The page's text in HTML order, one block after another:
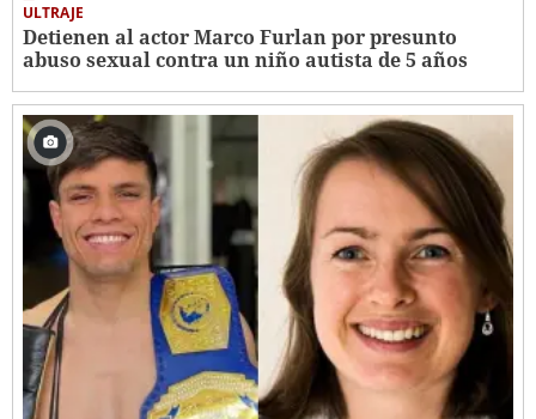
ULTRAJE
Detienen al actor Marco Furlan por presunto
abuso sexual contra un niño autista de 5 años